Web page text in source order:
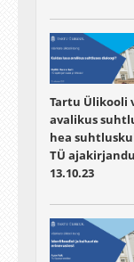
Tartu Ülikooli
avalikus
hea
TÜ
13.10.23